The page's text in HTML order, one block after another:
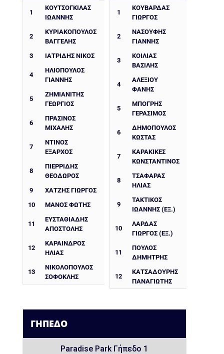
1
ΚΟΥΤΣΟΓΚΙΛΑΣ
ΙΩΑΝΝΗΣ
2
ΚΥΡΙΑΚΟΠΟΥΛΟΣ
ΒΑΓΓΕΛΗΣ
3
ΙΑΤΡΙΔΗΣ ΝΙΚΟΣ
4
ΗΛΙΟΠΟΥΛΟΣ
ΓΙΑΝΝΗΣ
5
ΖΗΜΙΑΝΙΤΗΣ
ΓΕΩΡΓΙΟΣ
6
ΠΡΑΣΙΝΟΣ
ΜΙΧΑΛΗΣ
7
ΝΤΙΝΟΣ
ΕΞΑΡΧΟΣ
8
ΠΙΕΡΡΙΔΗΣ
ΘΕΟΔΩΡΟΣ
9
ΧΑΤΖΗΣ ΓΙΩΡΓΟΣ
10
ΜΑΝΟΣ ΦΩΤΗΣ
11
ΕΥΣΤΑΘΙΑΔΗΣ
ΑΠΟΣΤΟΛΗΣ
12
ΚΑΡΑΙΝΔΡΟΣ
ΗΛΙΑΣ
13
ΝΙΚΟΛΟΠΟΥΛΟΣ
ΣΟΦΟΚΛΗΣ
1
ΚΟΥΒΑΡΔΑΣ
ΓΙΩΡΓΟΣ
2
ΝΑΣΟΥΦΗΣ
ΓΙΑΝΝΗΣ
3
ΚΟΙΛΙΑΣ
ΒΑΣΙΛΗΣ
4
ΑΛΕΞΙΟΥ
ΦΑΝΗΣ
5
ΜΠΟΓΡΗΣ
ΓΕΡΑΣΙΜΟΣ
6
ΔΗΜΟΠΟΥΛΟΣ
ΚΩΣΤΑΣ
7
ΚΑΡΑΚΙΚΕΣ
ΚΩΝΣΤΑΝΤΙΝΟΣ
8
ΤΣΑΦΑΡΑΣ
ΗΛΙΑΣ
9
ΤΑΚΤΙΚΟΣ
ΙΩΑΝΝΗΣ (ΕΞ.)
10
ΛΑΡΔΑΣ
ΓΙΩΡΓΟΣ (ΕΞ.)
11
ΠΟΥΛΟΣ
ΔΗΜΗΤΡΗΣ
12
ΚΑΤΣΑΔΟΥΡΗΣ
ΠΑΝΑΓΙΩΤΗΣ
ΓΉΠΕΔΟ
Paradise Park Γήπεδο 1